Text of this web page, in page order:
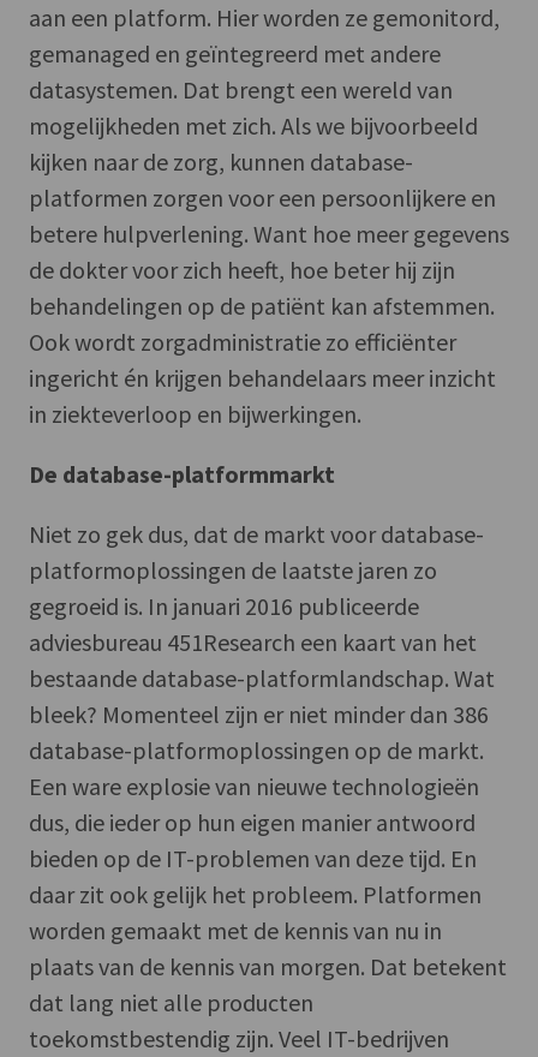
aan een platform. Hier worden ze gemonitord,
gemanaged en geïntegreerd met andere
datasystemen. Dat brengt een wereld van
mogelijkheden met zich. Als we bijvoorbeeld
kijken naar de zorg, kunnen database-
platformen zorgen voor een persoonlijkere en
betere hulpverlening. Want hoe meer gegevens
de dokter voor zich heeft, hoe beter hij zijn
behandelingen op de patiënt kan afstemmen.
Ook wordt zorgadministratie zo efficiënter
ingericht én krijgen behandelaars meer inzicht
in ziekteverloop en bijwerkingen.
De database-platformmarkt
Niet zo gek dus, dat de markt voor database-
platformoplossingen de laatste jaren zo
gegroeid is. In januari 2016 publiceerde
adviesbureau 451Research een kaart van het
bestaande database-platformlandschap. Wat
bleek? Momenteel zijn er niet minder dan 386
database-platformoplossingen op de markt.
Een ware explosie van nieuwe technologieën
dus, die ieder op hun eigen manier antwoord
bieden op de IT-problemen van deze tijd. En
daar zit ook gelijk het probleem. Platformen
worden gemaakt met de kennis van nu in
plaats van de kennis van morgen. Dat betekent
dat lang niet alle producten
toekomstbestendig zijn. Veel IT-bedrijven